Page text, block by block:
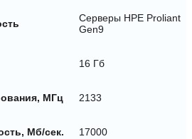
Серверы HPE Proliant
Gen9
16 Гб
МГц 2133
Мб/сек. 17000